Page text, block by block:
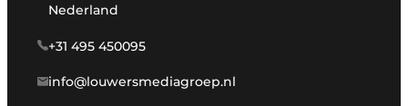
Nederland
+31 495 450095
info@louwersmediagroep.nl